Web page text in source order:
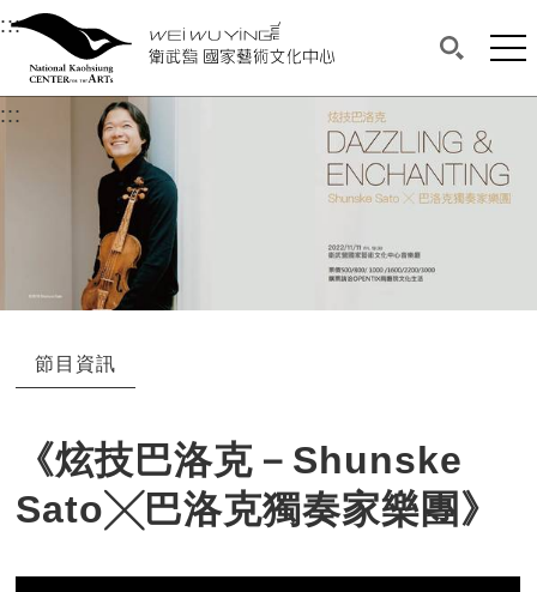
衛武營國家藝術文化中心
中央內容區塊，為本頁主要內容區。
:::選單連結區塊，此區塊列有本網站主要連結。
衛武營國家藝術文化中心
搜尋(開
網
::: 中央內容區塊，為本頁主要內容區。
節目資訊
《炫技巴洛克－Shunske
Sato╳巴洛克獨奏家樂團》